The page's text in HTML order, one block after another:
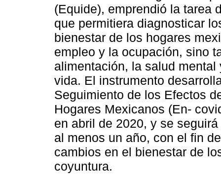
(Equide), emprendió la tarea
que permitiera diagnosticar
bienestar de los hogares
empleo y la ocupación, sino
alimentación, la salud
vida. El instrumento
Seguimiento de los Efectos
Hogares Mexicanos (En-
en abril de 2020, y se
al menos un año, con el fin
cambios en el bienestar de
coyuntura.